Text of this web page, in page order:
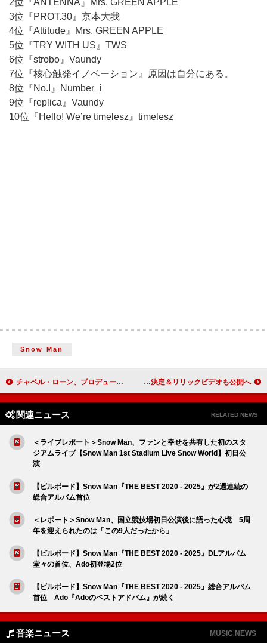
2位『ANTENNA』Mrs. GREEN APPLE
3位『PROT.30』京本大我
4位『Attitude』Mrs. GREEN APPLE
5位『TRY WITH US』TWS
6位『strobo』Vaundy
7位『核心触発イノベーション』原因は自分にある。
8位『No.I』Number_i
9位『replica』Vaundy
10位『Hello! We’re timelesz』timelesz
Snow Man
チャペル・ローン、プロデューサーが“スマホから目を上げもしなかった”オーディションを回想 Awesome City Club、10作連続リリース第2弾「深海」配信決定＆リリックビデオも公開へ
関連ニュース RELATED NEWS
＜ライブレポート＞Snow Man、ファンと幸せを共有した初のスタ
ジアムライブ【Snow Man 1st Stadium Live Snow World】初日公
演
【ビルボード】Snow Man『THE BEST 2020 - 2025』が2週連続の
総合アルバム首位
＜レポート＞Snow Man、国立競技場初日公演後に語った心境 5周
年を迎えられたのは「この9人だったから」
【ビルボード】Snow Man『THE BEST 2020 - 2025』DLアルバム
堂々の首位、Ado初登場2位
【ビルボード】Snow Man『THE BEST 2020 - 2025』総合アルバム
首位 Ado『Adoのベストアドバム』が続く
音楽ニュース MUSIC NEWS